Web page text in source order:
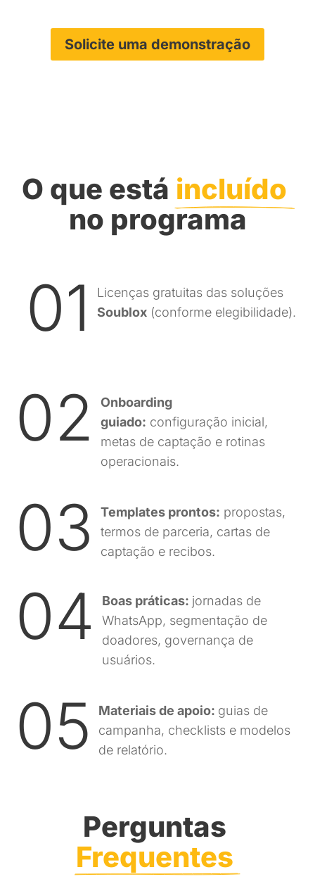
Solicite uma demonstração
O que está incluído
no programa
01
Licenças gratuitas das soluções
Soublox (conforme elegibilidade).
02
Onboarding
guiado: configuração inicial,
metas de captação e rotinas
operacionais.
03 Templates prontos: propostas,
termos de parceria, cartas de
captação e recibos.
04 Boas práticas: jornadas de
WhatsApp, segmentação de
doadores, governança de
usuários.
05 Materiais de apoio: guias de
campanha, checklists e modelos
de relatório.
Perguntas
Frequentes